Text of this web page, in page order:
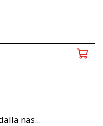
nas...